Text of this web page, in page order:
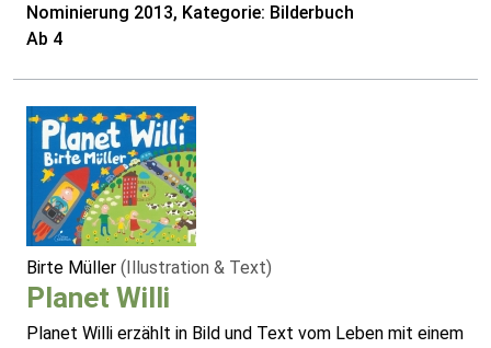
Nominierung 2013, Kategorie: Bilderbuch
Ab 4
Birte Müller (Illustration & Text)
Planet Willi
Planet Willi erzählt in Bild und Text vom Leben mit einem